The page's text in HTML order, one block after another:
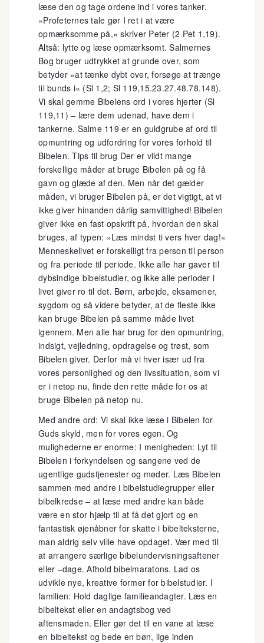
læse den og tage ordene ind i vores tanker.
»Profeternes tale gør I ret i at være
opmærksomme på,« skriver Peter (2 Pet 1,19).
Altså: lytte og læse opmærksomt. Salmernes
Bog bruger udtrykket at grunde over, som
betyder »at tænke dybt over, forsøge at trænge
til bunds i« (Sl 1,2; Sl 119,15.23.27.48.78.148).
Vi skal gemme Bibelens ord i vores hjerter (Sl
119,11) – lære dem udenad, have dem i
tankerne. Salme 119 er en guldgrube af ord til
opmuntring og udfordring for vores forhold til
Bibelen. Tips til brug Der er vildt mange
forskellige måder at bruge Bibelen på og få
gavn og glæde af den. Men når det gælder
måden, vi bruger Bibelen på, er det vigtigt, at vi
ikke giver hinanden dårlig samvittighed! Bibelen
giver ikke en fast opskrift på, hvordan den skal
bruges, af typen: »Læs mindst ti vers hver dag!«
Menneskelivet er forskelligt fra person til person
og fra periode til periode. Ikke alle har gaver til
dybsindige bibelstudier, og ikke alle perioder i
livet giver ro til det. Børn, arbejde, eksamener,
sygdom og så videre betyder, at de fleste ikke
kan bruge Bibelen på samme måde livet
igennem. Men alle har brug for den opmuntring,
indsigt, vejledning, opdragelse og trøst, som
Bibelen giver. Derfor må vi hver især ud fra
vores personlighed og den livssituation, som vi
er i netop nu, finde den rette måde for os at
bruge Bibelen på netop nu.
Med andre ord: Vi skal ikke læse i Bibelen for
Guds skyld, men for vores egen. Og
mulighederne er enorme: I menigheden: Lyt til
Bibelen i forkyndelsen og sangene ved de
ugentlige gudstjenester og møder. Læs Bibelen
sammen med andre i bibelstudiegrupper eller
bibelkredse – at læse med andre kan både
være en stor hjælp til at få det gjort og en
fantastisk øjenåbner for skatte i bibelteksterne,
man aldrig selv ville have opdaget. Vær med til
at arrangere særlige bibelundervisningsaftener
eller –dage. Afhold bibelmaratons. Lad os
udvikle nye, kreative former for bibelstudier. I
familien: Hold daglige familieandagter. Læs en
bibeltekst eller en andagtsbog ved
aftensmaden. Eller gør det til en vane at læse
en bibeltekst og bede en bøn, lige inden